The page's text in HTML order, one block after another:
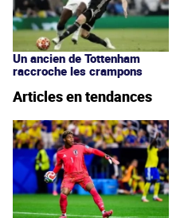
Un ancien de Tottenham
raccroche les crampons
Articles en tendances